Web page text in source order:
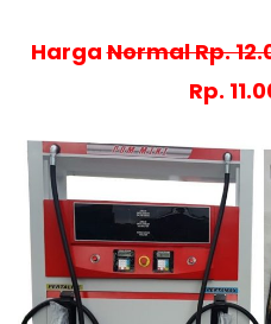
HargaNormal Rp.
Rp.